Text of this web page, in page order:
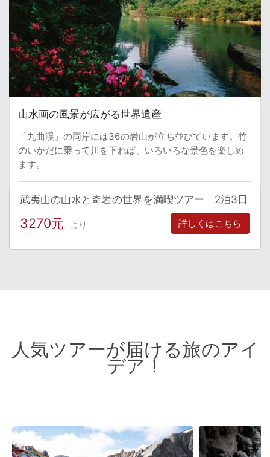
山水画の風景が広がる世界遺産
「九曲渓」の両岸には36の岩山が立ち並びています。竹
のいかだに乗って川を下れば、いろいろな景色を楽しめ
ます。
武夷山の山水と奇岩の世界を満喫ツアー 2泊3日
3270元 より 詳しくはこちら
人気ツアーが届ける旅のアイ
デア！